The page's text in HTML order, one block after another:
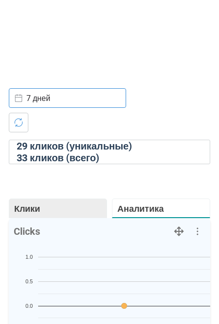
29кликов (уникальные)
33кликов (всего)
7 дней
Клики Аналитика
Clicks
0.0
0.5
1.0